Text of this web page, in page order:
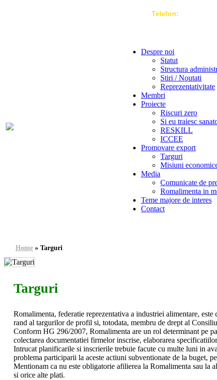
Telefon:
Despre noi
Statut
Structura
Stiri / Noutati
Reprezentativitate
Membri
Proiecte
Riscuri zero
Si eu traiesc
RESKILL
ICCEE
Promovare export
Targuri
Misiuni
Media
Comunicate de
Romalimenta in
Teme majore de interes
Contact
Home » Targuri
Targuri
Romalimenta, federatie reprezentativa a industriei alimentare,
rand al targurilor de profil si, totodata, membru de drept al
Conform HG 296/2007, Romalimenta are un rol determinant pe
colectarea documentatiei firmelor inscrise, elaborarea
Intrucat planificarile si inscrierile trebuie facute cu multe luni in
problema participarii la aceste actiuni subventionate de la buget,
Mentionam ca nu este obligatorie afilierea la Romalimenta sau la
si orice alte plati.